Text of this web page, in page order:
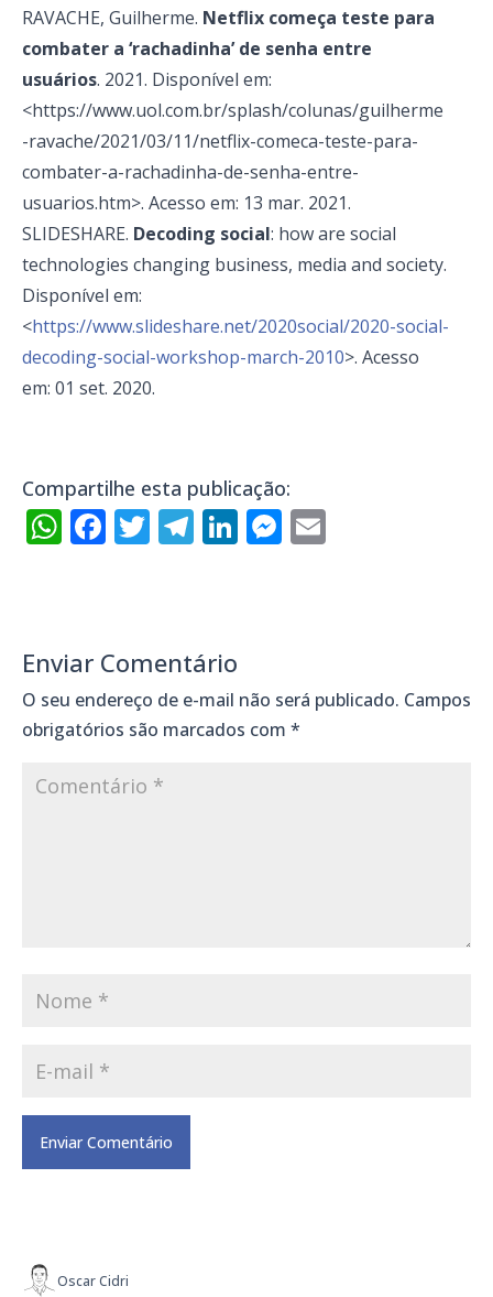
RAVACHE, Guilherme. Netflix começa teste para
combater a ‘rachadinha’ de senha entre
usuários. 2021. Disponível em:
<https://www.uol.com.br/splash/colunas/guilherme
-ravache/2021/03/11/netflix-comeca-teste-para-
combater-a-rachadinha-de-senha-entre-
usuarios.htm>. Acesso em: 13 mar. 2021.
SLIDESHARE. Decoding social: how are social
technologies changing business, media and society.
Disponível em:
<https://www.slideshare.net/2020social/2020-social-
decoding-social-workshop-march-2010>. Acesso
em: 01 set. 2020.
Compartilhe esta publicação:
WhatsApp
Facebook
Twitter
Telegram
LinkedIn
Messenger
Enviar Comentário
O seu endereço de e-mail não será publicado. Campos
obrigatórios são marcados com *
Oscar Cidri